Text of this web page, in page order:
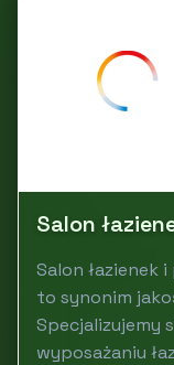
Salon
Salon łazienek
to synonim
Specjalizujemy
wyposażaniu